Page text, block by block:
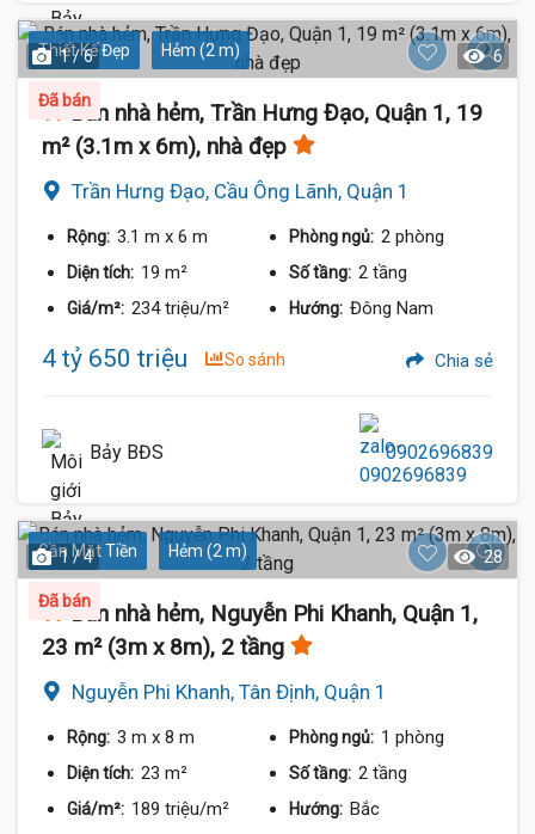
Thiết Kế Đẹp Hẻm (2 m)
Đã bán
1 / 6 6
Bán nhà hẻm, Trần Hưng Đạo, Quận 1, 19
m² (3.1m x 6m), nhà đẹp
Trần Hưng Đạo, Cầu Ông Lãnh, Quận 1
Rộng: 3.1 m x 6 m Phòng ngủ: 2 phòng
Diện tích: 19 m² Số tầng: 2 tầng
Giá/m²: 234 triệu/m² Hướng: Đông Nam
4 tỷ 650 triệu So sánh Chia sẻ
Bảy BĐS 0902696839
Gần Mặt Tiền Hẻm (2 m)
Đã bán
1 / 4 28
Bán nhà hẻm, Nguyễn Phi Khanh, Quận 1,
23 m² (3m x 8m), 2 tầng
Nguyễn Phi Khanh, Tân Định, Quận 1
Rộng: 3 m x 8 m Phòng ngủ: 1 phòng
Diện tích: 23 m² Số tầng: 2 tầng
Giá/m²: 189 triệu/m² Hướng: Bắc